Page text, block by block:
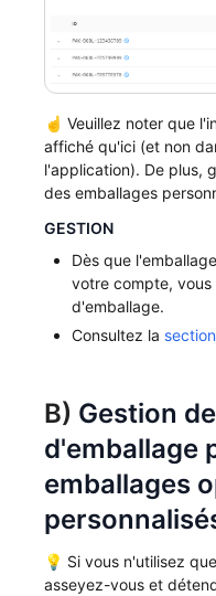
☝️ Veuillez noter que
affiché qu'ici (et non
l'application). De plus,
des emballages
GESTION
Dès que
votre compte,
d'emballage.
Consultez la
B) Gestion
d'emballage
emballages
💡 Si vous n'utilisez
asseyez-vous et